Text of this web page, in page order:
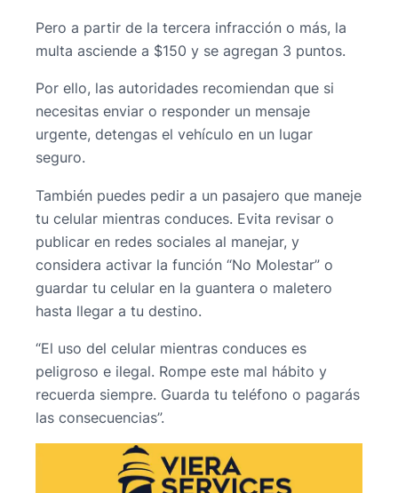
Pero a partir de la tercera infracción o más, la
multa asciende a $150 y se agregan 3 puntos.
Por ello, las autoridades recomiendan que si
necesitas enviar o responder un mensaje
urgente, detengas el vehículo en un lugar
seguro.
También puedes pedir a un pasajero que maneje
tu celular mientras conduces. Evita revisar o
publicar en redes sociales al manejar, y
considera activar la función “No Molestar” o
guardar tu celular en la guantera o maletero
hasta llegar a tu destino.
“El uso del celular mientras conduces es
peligroso e ilegal. Rompe este mal hábito y
recuerda siempre. Guarda tu teléfono o pagarás
las consecuencias”.